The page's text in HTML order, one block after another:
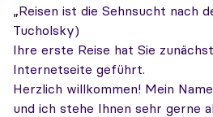
„Reisen ist die Sehnsucht nach
Tucholsky)
Ihre erste Reise hat Sie
Internetseite geführt.
Herzlich willkommen! Mein
und ich stehe Ihnen sehr gerne